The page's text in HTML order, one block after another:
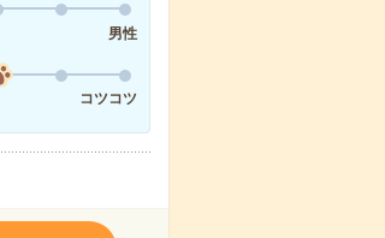
男性
コツコツ